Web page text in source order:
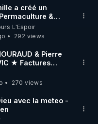
de méditation et
code
a créé un
&
L'Espoir
292 views
& Pierre
★ Factures
Où Est Passé Le
270 views
avec la meteo -